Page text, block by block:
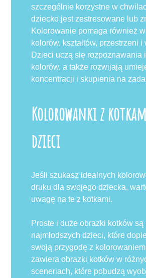
szczególnie korzystne w
dziecko jest zestresowane lub
Kolorowanie pomaga również
kolorów, kształtów, przestrzeni i
Dzieci uczą się rozpoznawania
kolorów, a także rozwijają
koncentracji i skupienia na
Kolorowanki z
dzieci
Jeśli szukasz idealnych
druku dla swojego dziecka,
uwagę na te z kotkami.
Proste i duże obrazki kotków
najmłodszych dzieci, które
swoją przygodę z
zawiera obrazki kotków w
sceneriach, które pobudzą